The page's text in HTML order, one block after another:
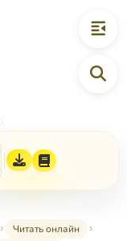
Читать онлайн